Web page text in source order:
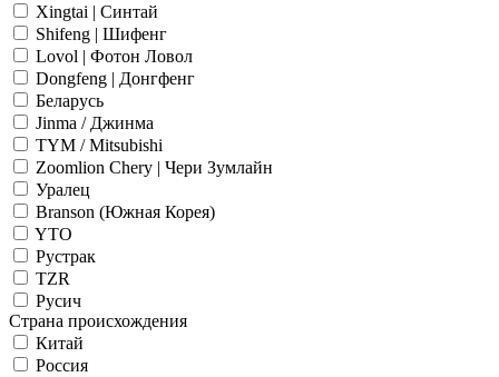
Xingtai | Синтай
Shifeng | Шифенг
Lovol | Фотон Ловол
Dongfeng | Донгфенг
Беларусь
Jinma / Джинма
TYM / Mitsubishi
Zoomlion Chery | Чери Зумлайн
Уралец
Branson (Южная Корея)
YTO
Рустрак
TZR
Русич
Страна происхождения
Китай
Россия